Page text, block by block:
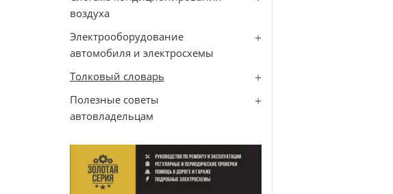
воздуха
Электрооборудование
автомобиля и электросхемы
Толковый словарь
Полезные советы
автовладельцам